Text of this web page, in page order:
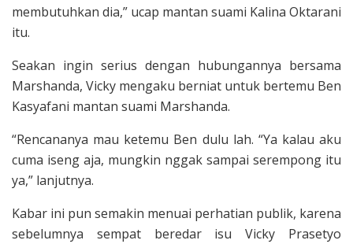
membutuhkan dia,” ucap mantan suami Kalina Oktarani
itu.
Seakan ingin serius dengan hubungannya bersama
Marshanda, Vicky mengaku berniat untuk bertemu Ben
Kasyafani mantan suami Marshanda.
“Rencananya mau ketemu Ben dulu lah. “Ya kalau aku
cuma iseng aja, mungkin nggak sampai serempong itu
ya,” lanjutnya.
Kabar ini pun semakin menuai perhatian publik, karena
sebelumnya sempat beredar isu Vicky Prasetyo